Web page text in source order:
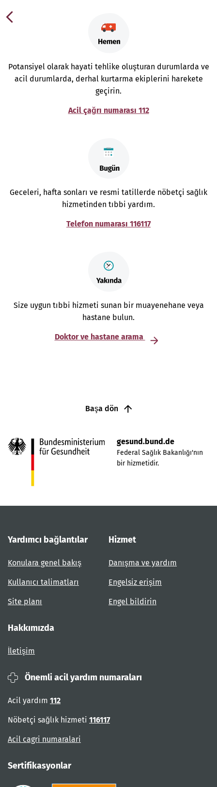
Potansiyel olarak hayati tehlike oluşturan durumlarda ve
acil durumlarda, derhal kurtarma ekiplerini harekete
geçirin.
Acil çağrı numarası 112
Geceleri, hafta sonları ve resmi tatillerde nöbetçi sağlık
hizmetinden tıbbi yardım.
Telefon numarası 116117
Size uygun tıbbi hizmeti sunan bir muayenehane veya
hastane bulun.
Doktor ve hastane arama
Başa dön
gesund.bund.de
Federal Sağlık Bakanlığı'nın
bir hizmetidir.
Yardımcı bağlantılar
Konulara genel bakış
Kullanıcı talimatları
Site planı
Hizmet
Danışma ve yardım
Engelsiz erişim
Engel bildirin
Hakkımızda
İletişim
Önemli acil yardım numaraları
Acil yardım 112
Nöbetçi sağlık hizmeti 116117
Acil cagri numaralari
Sertifikasyonlar